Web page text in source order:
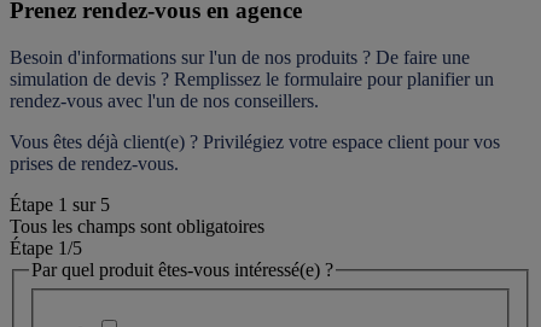
Prenez rendez-vous en agence
Besoin d'informations sur l'un de nos produits ? De faire une
simulation de devis ? Remplissez le formulaire pour planifier un
rendez-vous avec l'un de nos conseillers.
Vous êtes déjà client(e) ? Privilégiez votre espace client pour vos
prises de rendez-vous.
Étape 1 sur 5
Tous les champs sont obligatoires
Étape 1/5
Par quel produit êtes-vous intéressé(e) ?